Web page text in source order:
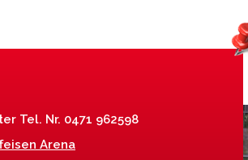
Tel. Nr. 0471 962598
Arena